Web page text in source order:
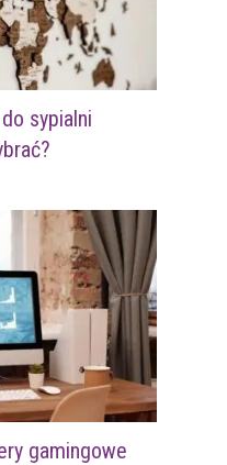
sypialni
gamingowe